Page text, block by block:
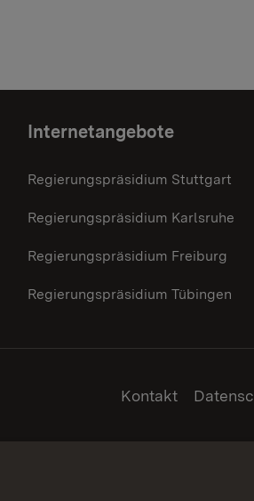
Internetangebote
Regierungspräsidium Stuttgart
Regierungspräsidium Karlsruhe
Regierungspräsidium Freiburg
Regierungspräsidium Tübingen
Kontakt